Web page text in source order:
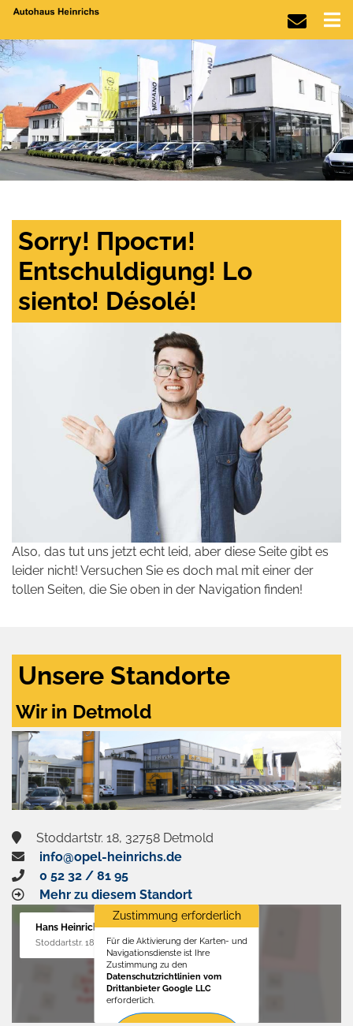
Sorry! Прости!
Entschuldigung! Lo
siento! Désolé!
Also, das tut uns jetzt echt leid, aber diese Seite gibt es
leider nicht! Versuchen Sie es doch mal mit einer der
tollen Seiten, die Sie oben in der Navigation finden!
Unsere Standorte
Wir in Detmold
Stoddartstr. 18, 32758 Detmold
info@opel-heinrichs.de
0 52 32 / 81 95
Mehr zu diesem Standort
Hans Heinrichs GmbH
Stoddartstr. 18, 32758 Detmold
Zustimmung erforderlich
Für die Aktivierung der Karten- und
Navigationsdienste ist Ihre
Zustimmung zu den
Datenschutzrichtlinien vom
Drittanbieter Google LLC
erforderlich.